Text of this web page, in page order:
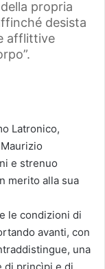
propria
desista
afflittive
Latronico,
e strenuo
merito alla sua
le condizioni di
avanti, con
una